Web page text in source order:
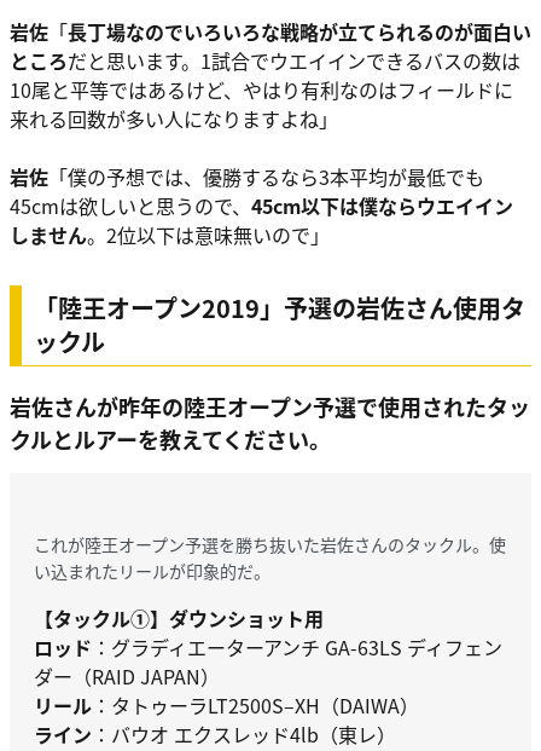
岩佐 「長丁場なのでいろいろな戦略が立てられるのが面白い
ところだと思います。1試合でウエイインできるバスの数は
10尾と平等ではあるけど、やはり有利なのはフィールドに
来れる回数が多い人になりますよね」
岩佐 「僕の予想では、優勝するなら3本平均が最低でも
45cmは欲しいと思うので、 45cm以下は僕ならウエイイン
しません。2位以下は意味無いので」
「陸王オープン2019」予選の岩佐さん使用タ
ックル
岩佐さんが昨年の陸王オープン予選で使用されたタッ
クルとルアーを教えてください。
これが陸王オープン予選を勝ち抜いた岩佐さんのタックル。使
い込まれたリールが印象的だ。
【タックル①】ダウンショット用
ロッド ：グラディエーターアンチ GA-63LS ディフェン
ダー（RAID JAPAN）
リール ：タトゥーラLT2500S–XH（DAIWA）
ライン ：バウオ エクスレッド4lb（東レ）